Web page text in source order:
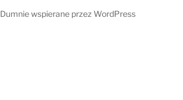
Dumnie wspierane przez WordPress